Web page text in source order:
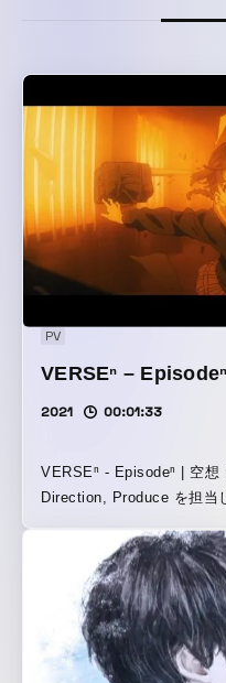
PV
VERSEⁿ –
2021 00:01:33
VERSEⁿ - Episodeⁿ | 空
Direction, Produce を担当